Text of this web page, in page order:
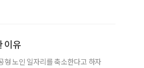
이유
형 노인 일자리를 축소한다고 하자